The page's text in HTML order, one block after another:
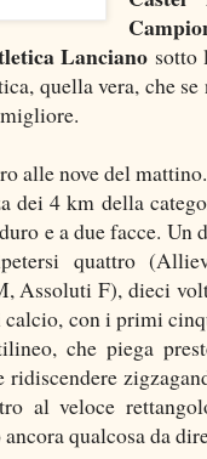
Lanciano sotto
quella vera, che
alle nove del
dei 4 km della
e a due facce. Un
quattro
Assoluti F), dieci
con i primi
che piega
al veloce
qualcosa da